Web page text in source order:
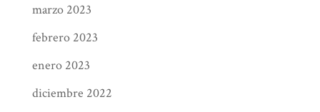
hace que la recuperación sea mucho
más difícil. Sé consciente de ti
mismo -tanto de tu cuerpo como de
marzo 2023
febrero 2023
enero 2023
diciembre 2022